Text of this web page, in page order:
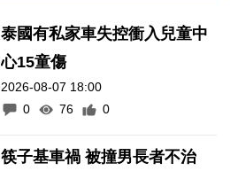
泰國有私家車失控衝入兒童中
心15童傷
2026-08-07 18:00
0
76 0
筷子基車禍 被撞男長者不治